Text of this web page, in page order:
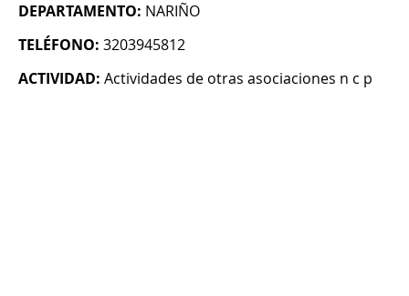
DEPARTAMENTO: NARIÑO
TELÉFONO: 3203945812
ACTIVIDAD: Actividades de otras asociaciones n c p